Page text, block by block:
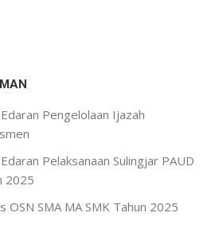
Pengelolaan Ijazah
Pelaksanaan Sulingjar PAUD
2025
OSN SMA MA SMK Tahun 2025